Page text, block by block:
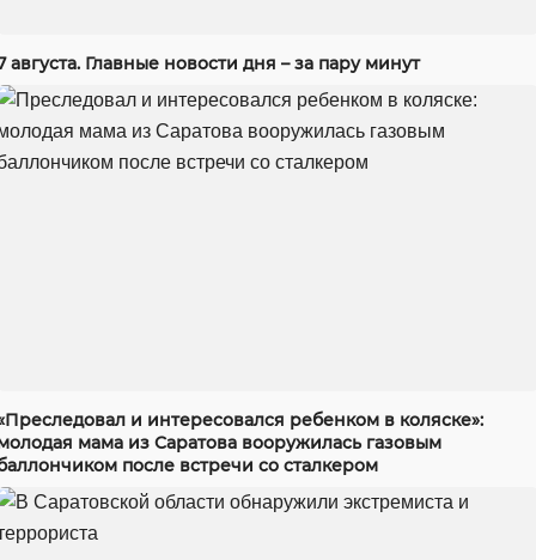
августа. Главные новости дня – за пару минут
и интересовался ребенком в коляске»:
мама из Саратова вооружилась газовым
после встречи со сталкером